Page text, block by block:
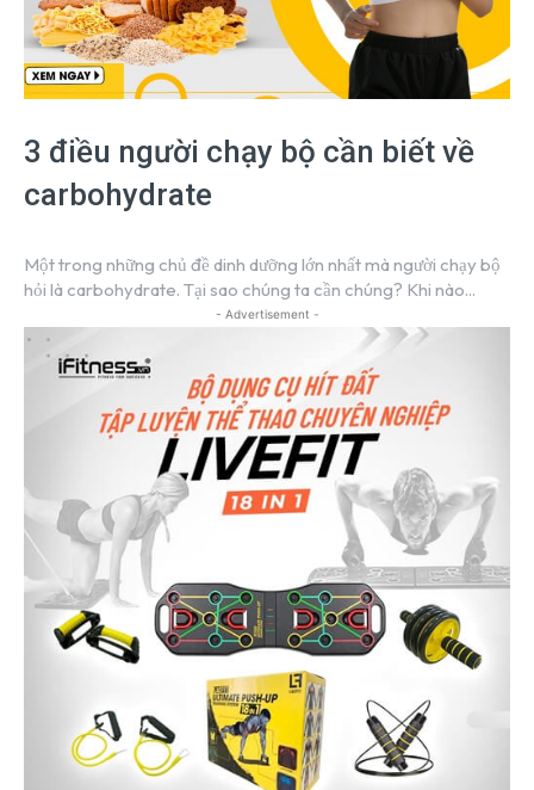
3 điều người chạy bộ cần biết về
carbohydrate
Một trong những chủ đề dinh dưỡng lớn nhất mà người chạy bộ
hỏi là carbohydrate. Tại sao chúng ta cần chúng? Khi nào...
- Advertisement -